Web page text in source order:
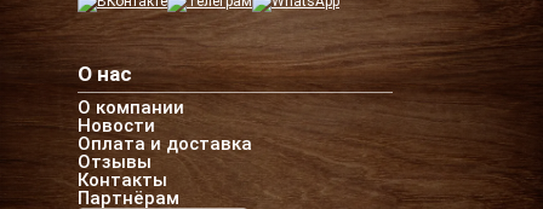
О нас
О компании
Новости
Оплата и доставка
Отзывы
Контакты
Партнёрам